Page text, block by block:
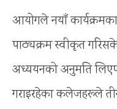
आयोगले नयाँ
पाठ्यक्रम स्वीकृत
अध्ययनको अनुमति
गराइरहेका कलेजहरूले